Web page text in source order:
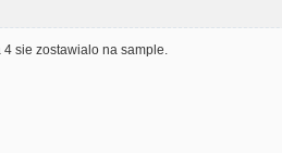
sie zostawialo na sample.